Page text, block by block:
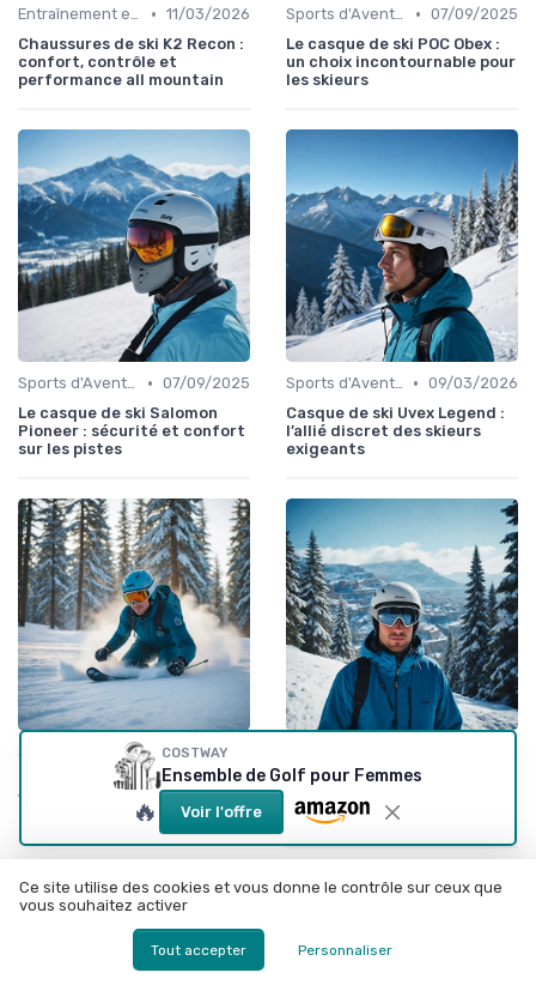
Entraînement et Techniques • 11/03/2026
Chaussures de ski K2 Recon :
confort, contrôle et
performance all mountain
Sports d'Aventure et de Plein Air • 07/09/2025
Le casque de ski POC Obex :
un choix incontournable pour
les skieurs
Sports d'Aventure et de Plein Air • 07/09/2025
Le casque de ski Salomon
Pioneer : sécurité et confort
sur les pistes
Sports d'Aventure et de Plein Air • 09/03/2026
Casque de ski Uvex Legend :
l’allié discret des skieurs
exigeants
Sports d'Aventure et de Plein Air •
06/09/2025
Le casque de ski Smith
Vantage : un choix
incontournable pour les
skieurs
Casque de ski Scott Symbol
Scott : confort, sécurité et
performance en montagne
COSTWAY
Ensemble de Golf pour Femmes
🔥 Voir l'offre
Ce site utilise des cookies et vous donne le contrôle sur ceux que
vous souhaitez activer
Tout accepter Personnaliser